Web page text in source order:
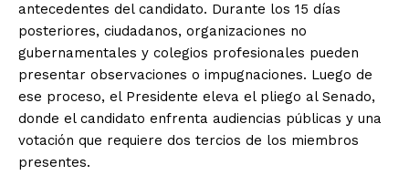
antecedentes del candidato. Durante los 15 días
posteriores, ciudadanos, organizaciones no
gubernamentales y colegios profesionales pueden
presentar observaciones o impugnaciones. Luego de
ese proceso, el Presidente eleva el pliego al Senado,
donde el candidato enfrenta audiencias públicas y una
votación que requiere dos tercios de los miembros
presentes.